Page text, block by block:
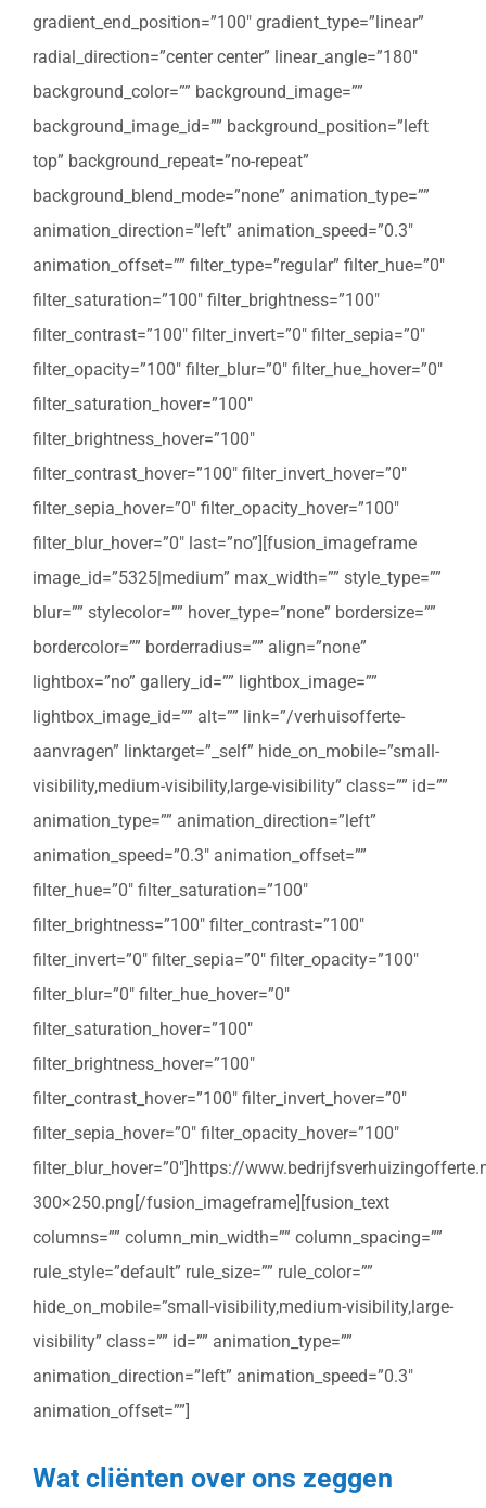
gradient_end_position=”100″ gradient_type=”linear”
radial_direction=”center center” linear_angle=”180″
background_color=”” background_image=””
background_image_id=”” background_position=”left
top” background_repeat=”no-repeat”
background_blend_mode=”none” animation_type=””
animation_direction=”left” animation_speed=”0.3″
animation_offset=”” filter_type=”regular” filter_hue=”0″
filter_saturation=”100″ filter_brightness=”100″
filter_contrast=”100″ filter_invert=”0″ filter_sepia=”0″
filter_opacity=”100″ filter_blur=”0″ filter_hue_hover=”0″
filter_saturation_hover=”100″
filter_brightness_hover=”100″
filter_contrast_hover=”100″ filter_invert_hover=”0″
filter_sepia_hover=”0″ filter_opacity_hover=”100″
filter_blur_hover=”0″ last=”no”][fusion_imageframe
image_id=”5325|medium” max_width=”” style_type=””
blur=”” stylecolor=”” hover_type=”none” bordersize=””
bordercolor=”” borderradius=”” align=”none”
lightbox=”no” gallery_id=”” lightbox_image=””
lightbox_image_id=”” alt=”” link=”/verhuisofferte-
aanvragen” linktarget=”_self” hide_on_mobile=”small-
visibility,medium-visibility,large-visibility” class=”” id=””
animation_type=”” animation_direction=”left”
animation_speed=”0.3″ animation_offset=””
filter_hue=”0″ filter_saturation=”100″
filter_brightness=”100″ filter_contrast=”100″
filter_invert=”0″ filter_sepia=”0″ filter_opacity=”100″
filter_blur=”0″ filter_hue_hover=”0″
filter_saturation_hover=”100″
filter_brightness_hover=”100″
filter_contrast_hover=”100″ filter_invert_hover=”0″
filter_sepia_hover=”0″ filter_opacity_hover=”100″
filter_blur_hover=”0″]https://
300×250.png[/fusion_imageframe][fusion_text
columns=”” column_min_width=”” column_spacing=””
rule_style=”default” rule_size=”” rule_color=””
hide_on_mobile=”small-visibility,medium-visibility,large-
visibility” class=”” id=”” animation_type=””
animation_direction=”left” animation_speed=”0.3″
animation_offset=””]
Wat cliënten over ons zeggen